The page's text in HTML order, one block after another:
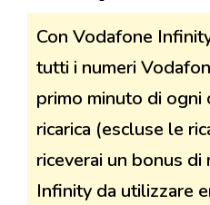
Con Vodafone
tutti i numeri
primo minuto di ogni
ricarica (escluse le
riceverai un bonus
Infinity da utilizzare